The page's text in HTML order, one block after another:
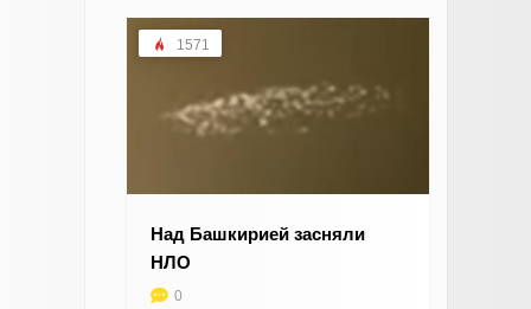
1571
Над Башкирией засняли
НЛО
0